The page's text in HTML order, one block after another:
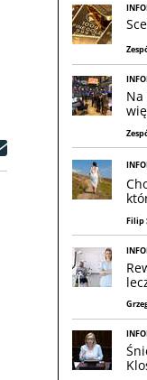
Na
Filip